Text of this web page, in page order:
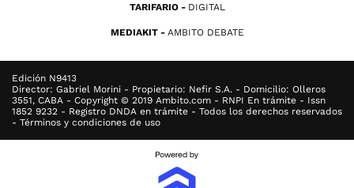
TARIFARIO DIGITAL
MEDIAKIT AMBITO DEBATE
Edición N9413
Director: Gabriel Morini - Propietario: Nefir S.A. - Domicilio: Olleros
3551, CABA - Copyright © 2019 Ambito.com - RNPI En trámite - Issn
1852 9232 - Registro DNDA en trámite - Todos los derechos reservados
- Términos y condiciones de uso